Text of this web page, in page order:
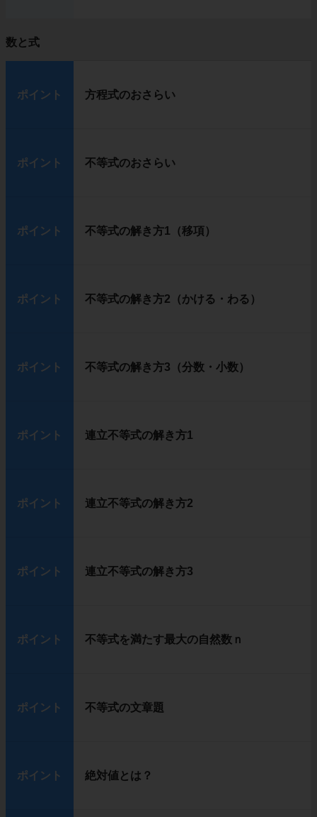
数と式
ポイント 方程式のおさらい
ポイント 不等式のおさらい
ポイント 不等式の解き方1（移項）
ポイント 不等式の解き方2（かける・わる）
ポイント 不等式の解き方3（分数・小数）
ポイント 連立不等式の解き方1
ポイント 連立不等式の解き方2
ポイント 連立不等式の解き方3
ポイント 不等式を満たす最大の自然数ｎ
ポイント 不等式の文章題
ポイント 絶対値とは？